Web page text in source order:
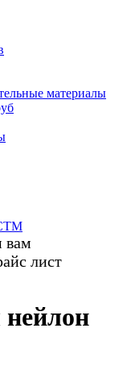
материалы
вам
лист